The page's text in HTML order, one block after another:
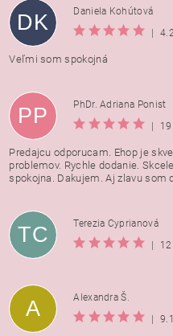
DK
Daniela Kohútová
|
Veľmi som spokojná
PP
PhDr. Adriana Ponist
|
Predajcu odporucam. Ehop je
problemov. Rychle dodanie.
spokojna. Dakujem. Aj zlavu som
TC
Terezia Cyprianová
|
A
Alexandra Š.
|